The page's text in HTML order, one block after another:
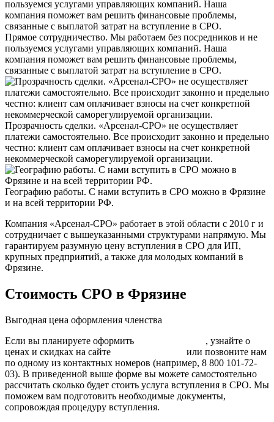
Прямое сотрудничество. Мы работаем без посредников и не
пользуемся услугами управляющих компаний. Наша
компания поможет вам решить финансовые проблемы,
связанные с выплатой затрат на вступление в СРО.
Прозрачность сделки. «Арсенал-СРО» не осуществляет
платежи самостоятельно. Все происходит законно и предельно
честно: клиент сам оплачивает взносы на счет конкретной
некоммерческой саморегулируемой организации.
Географию работы. С нами вступить в СРО можно в Фрязине
и на всей территории РФ.
Компания «Арсенал-СРО» работает в этой области с 2010 г и
сотрудничает с вышеуказанными структурами напрямую. Мы
гарантируем разумную цену вступления в СРО для ИП,
крупных предприятий, а также для молодых компаний в
Фрязине.
Стоимость СРО в Фрязине
Выгодная цена оформления членства
Если вы планируете оформить
, узнайте о
ценах и скидках на сайте
или позвоните нам
по одному из контактных номеров (например, 8 800 101-72-
03). В приведенной выше форме вы можете самостоятельно
рассчитать сколько будет стоить услуга вступления в СРО. Мы
поможем вам подготовить необходимые документы,
сопровождая процедуру вступления.